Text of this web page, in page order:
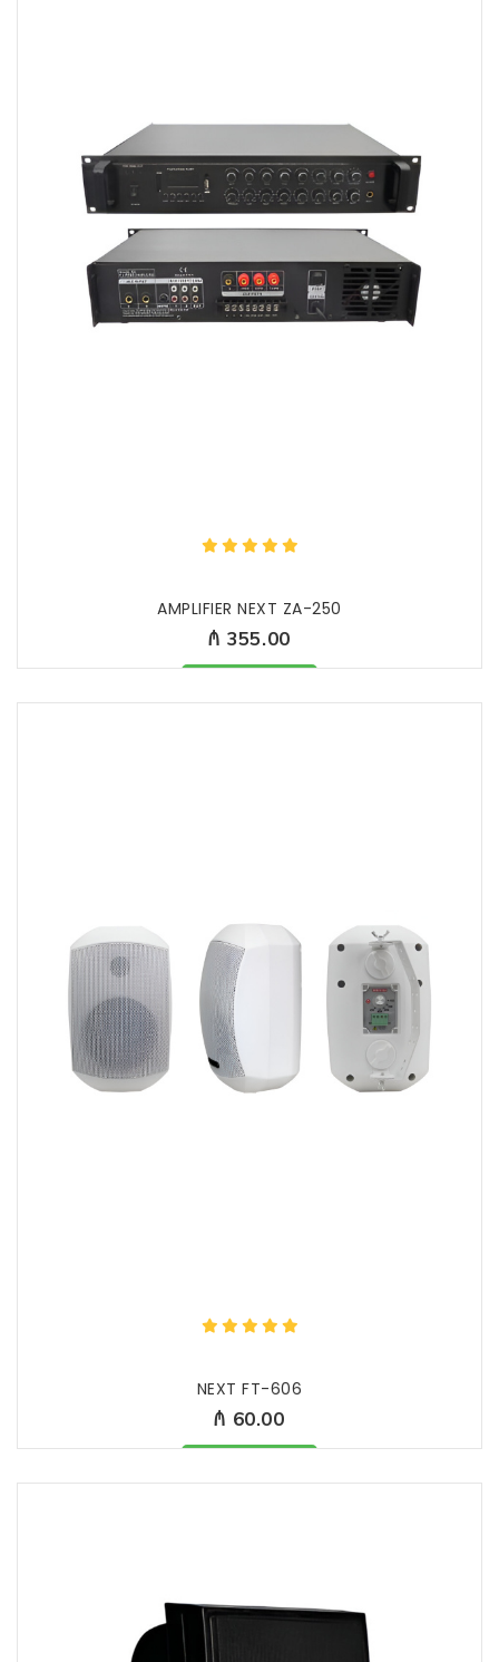
AMPLIFIER NEXT ZA-250
₼ 355.00
Məhsul mövcüddur
NEXT FT-606
₼ 60.00
Məhsul mövcüddur